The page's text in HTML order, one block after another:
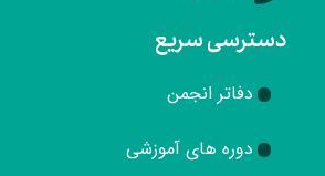
دسترسی سریع
دفاتر انجمن
دوره های آموزشی